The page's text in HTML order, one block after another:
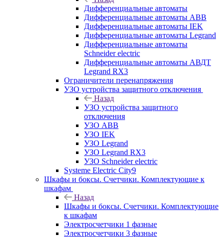
Дифференциальные автоматы
Дифференциальные автоматы ABB
Дифференциальные автоматы IEK
Дифференциальные автоматы Legrand
Дифференциальные автоматы
Schneider electric
Дифференциальные автоматы АВДТ
Legrand RX3
Ограничители перенапряжения
УЗО устройства защитного отключения
Назад
УЗО устройства защитного
отключения
УЗО ABB
УЗО IEK
УЗО Legrand
УЗО Legrand RX3
УЗО Schneider electric
Systeme Electric City9
Шкафы и боксы. Счетчики. Комплектующие к
шкафам
Назад
Шкафы и боксы. Счетчики. Комплектующие
к шкафам
Электросчетчики 1 фазные
Электросчетчики 3 фазные